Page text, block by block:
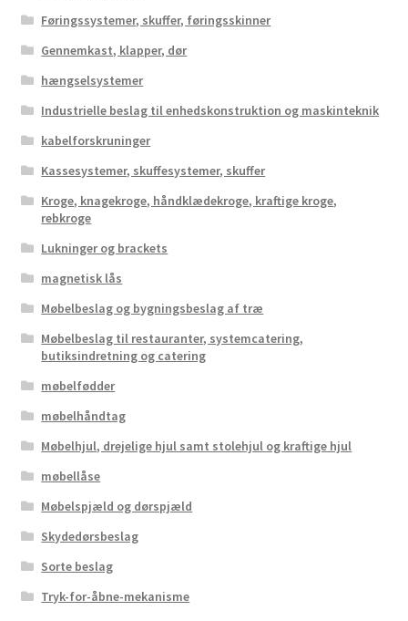
Føringssystemer, skuffer, føringsskinner
Gennemkast, klapper, dør
hængselsystemer
Industrielle beslag til enhedskonstruktion og maskinteknik
kabelforskruninger
Kassesystemer, skuffesystemer, skuffer
Kroge, knagekroge, håndklædekroge, kraftige kroge,
rebkroge
Lukninger og brackets
magnetisk lås
Møbelbeslag og bygningsbeslag af træ
Møbelbeslag til restauranter, systemcatering,
butiksindretning og catering
møbelfødder
møbelhåndtag
Møbelhjul, drejelige hjul samt stolehjul og kraftige hjul
møbellåse
Møbelspjæld og dørspjæld
Skydedørsbeslag
Sorte beslag
Tryk-for-åbne-mekanisme